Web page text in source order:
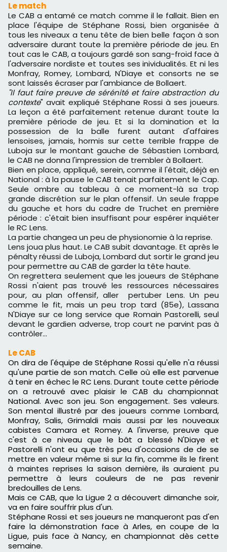
Le match
Le CAB a entamé ce match comme il le fallait. Bien en
place l'équipe de Stéphane Rossi, bien organisée à
tous les niveaux a tenu tête de bien belle façon à son
adversaire durant toute la première période de jeu. En
tout cas le CAB, a toujours gardé son sang-froid face à
l'adversaire nordiste et toutes ses inividualités. Et ni les
Monfray, Romey, Lombard, N'Diaye et consorts ne se
sont laissés écraser par l'ambiance de Bollaert.
"Il faut faire preuve de sérénité et faire abstraction du
contexte" avait expliqué Stéphane Rossi à ses joueurs.
La leçon a été parfaitement retenue durant toute la
première période de jeu. Et si la domination et la
possession de la balle furent autant d'affaires
lensoises, jamais, hormis sur cette terrible frappe de
Luboja sur le montant gauche de Sébastien Lombard,
le CAB ne donna l'impression de trembler à Bollaert.
Bien en place, appliqué, serein, comme il l'était, déjà en
National : à la pause le CAB tenait parfaitement le Cap.
Seule ombre au tableau à ce moment-là sa trop
grande discrétion sur le plan offensif. Un seule frappe
du gauche et hors du cadre de Truchet en première
période : c'était bien insuffisant pour espérer inquiéter
le RC Lens.
La partie changea un peu de physionomie à la reprise.
Lens joua plus haut. Le CAB subit davantage. Et après le
pénalty réussi de Luboja, Lombard dut sortir le grand jeu
pour permettre au CAB de garder la tête haute.
On regrettera seulement que les joueurs de Stéphane
Rossi n'aient pas trouvé les ressources nécessaires
pour, au plan offensif, aller pertuber Lens. Un peu
comme le fit, mais un peu trop tard (85e), Lassana
N'Diaye sur ce long service que Romain Pastorelli, seul
devant le gardien adverse, trop court ne parvint pas à
contrôler…
Le CAB
On dira de l'équipe de Stéphane Rossi qu'elle n'a réussi
qu'une partie de son match. Celle où elle est parvenue
à tenir en échec le RC Lens. Durant toute cette période
on a retrouvé avec plaisir le CAB du championnat
National. Avec son jeu. Son engagement. Ses valeurs.
Son mental illustré par des joueurs comme Lombard,
Monfray, Salis, Grimaldi mais aussi par les nouveaux
cabistes Camara et Romey. A l'inverse, preuve que
c'est à ce niveau que le bât a blessé N'Diaye et
Pastorelli n'ont eu que très peu d'occasions de de se
mettre en valeur même si sur la fin, comme ils le firent
à maintes reprises la saison dernière, ils auraient pu
permettre à leurs couleurs de ne pas revenir
bredouilles de Lens.
Mais ce CAB, que la Ligue 2 a découvert dimanche soir,
va en faire souffrir plus d'un.
Stéphane Rossi et ses joueurs ne manqueront pas d'en
faire la démonstration face à Arles, en coupe de la
Ligue, puis face à Nancy, en championnat dès cette
semaine.